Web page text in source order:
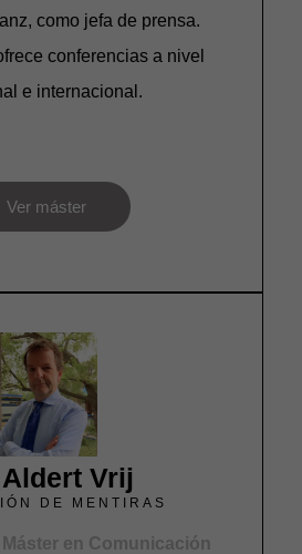
como jefa de prensa.
conferencias a nivel
e internacional.
Ver máster
Vrij
DE MENTIRAS
en Comunicación